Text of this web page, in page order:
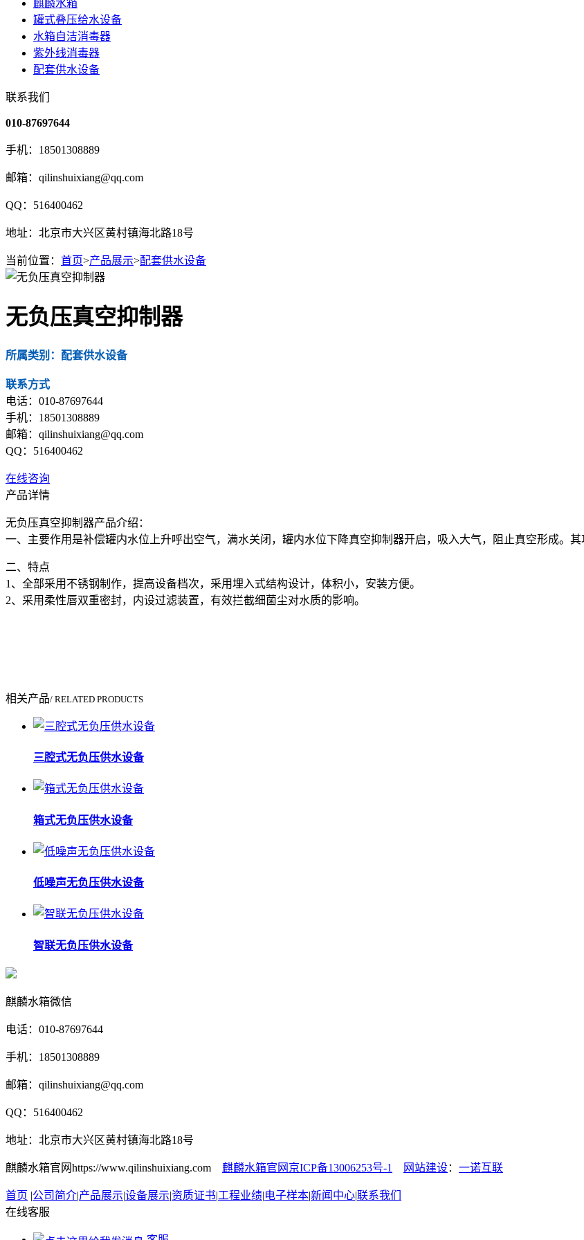
麒麟水箱
罐式叠压给水设备
水箱自洁消毒器
紫外线消毒器
配套供水设备
联系我们
010-87697644
手机：18501308889
邮箱：qilinshuixiang@qq.com
QQ：516400462
地址：北京市大兴区黄村镇海北路18号
当前位置： 首页>产品展示>配套供水设备
无负压真空抑制器
所属类别：配套供水设备
联系方式
电话：010-87697644
手机：18501308889
邮箱：qilinshuixiang@qq.com
QQ：516400462
在线咨询
产品详情
无负压真空抑制器产品介绍：
一、主要作用是补偿罐内水位上升呼出空气，满水关闭，罐内水位下降真空抑制器开启，吸入大气，阻止真空形成。
二、特点
1、全部采用不锈钢制作，提高设备档次，采用埋入式结构设计，体积小，安装方便。
2、采用柔性唇双重密封，内设过滤装置，有效拦截细菌尘对水质的影响。
相关产品/ RELATED PRODUCTS
三腔式无负压供水设备
箱式无负压供水设备
低噪声无负压供水设备
智联无负压供水设备
麒麟水箱微信
电话：010-87697644
手机：18501308889
邮箱：qilinshuixiang@qq.com
QQ：516400462
地址：北京市大兴区黄村镇海北路18号
麒麟水箱官网https://www.qilinshuixiang.com 麒麟水箱官网京ICP备13006253号-1 网站建设： 一诺互联
首页 |公司简介|产品展示|设备展示|资质证书|工程业绩|电子样本|新闻中心|联系我们
在线客服